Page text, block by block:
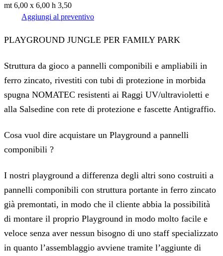
mt 6,00 x 6,00 h 3,50
Aggiungi al preventivo
PLAYGROUND JUNGLE PER FAMILY PARK
Struttura da gioco a pannelli componibili e ampliabili in
ferro zincato, rivestiti con tubi di protezione in morbida
spugna NOMATEC resistenti ai Raggi UV/ultravioletti e
alla Salsedine con rete di protezione e fascette Antigraffio.
‍Cosa vuol dire acquistare un Playground a pannelli
componibili ?
‍I nostri playground a differenza degli altri sono costruiti a
pannelli componibili con struttura portante in ferro zincato
già premontati, in modo che il cliente abbia la possibilità
di montare il proprio Playground in modo molto facile e
veloce senza aver nessun bisogno di uno staff specializzato
in quanto l’assemblaggio avviene tramite l’aggiunte di